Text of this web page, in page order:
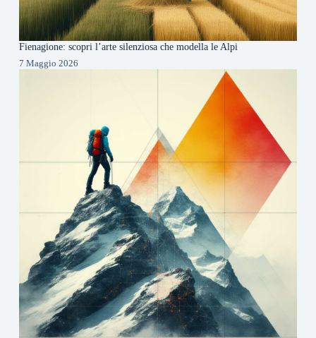
Fienagione: scopri l’arte silenziosa che modella le Alpi
7 Maggio 2026